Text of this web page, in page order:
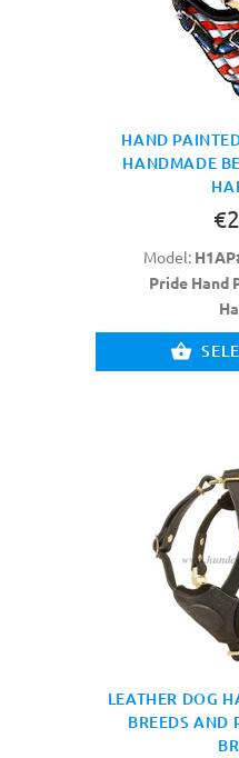
HAND
HANDMADE
Model:
Pride Hand
LEATHER DOG
BREEDS AND